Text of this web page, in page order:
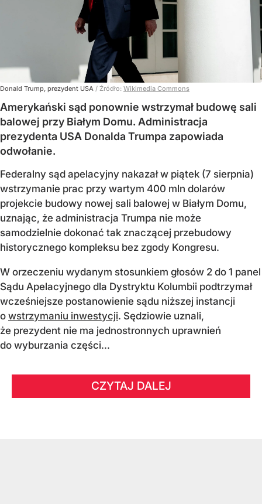
Donald Trump, prezydent USA / Źródło: Wikimedia Commons
Amerykański sąd ponownie wstrzymał budowę sali
balowej przy Białym Domu. Administracja
prezydenta USA Donalda Trumpa zapowiada
odwołanie.
Federalny sąd apelacyjny nakazał w piątek (7 sierpnia)
wstrzymanie prac przy wartym 400 mln dolarów
projekcie budowy nowej sali balowej w Białym Domu,
uznając, że administracja Trumpa nie może
samodzielnie dokonać tak znaczącej przebudowy
historycznego kompleksu bez zgody Kongresu.
W orzeczeniu wydanym stosunkiem głosów 2 do 1 panel
Sądu Apelacyjnego dla Dystryktu Kolumbii podtrzymał
wcześniejsze postanowienie sądu niższej instancji
o wstrzymaniu inwestycji. Sędziowie uznali,
że prezydent nie ma jednostronnych uprawnień
do wyburzania części...
CZYTAJ DALEJ